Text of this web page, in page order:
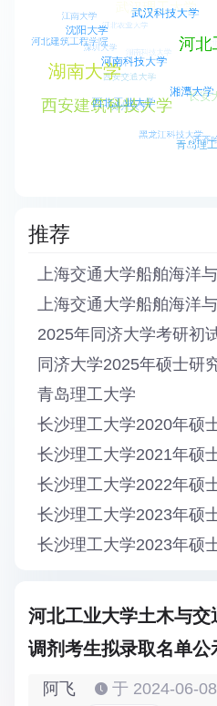
推荐
青岛理工大学
长沙理工大学2023年硕
河北工业大学土木与
调剂考生拟录取名单公
阿飞 于 2024-06-